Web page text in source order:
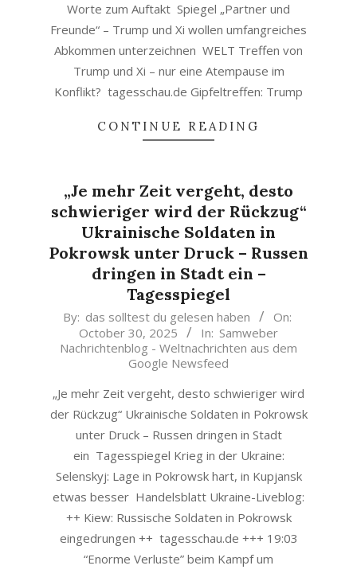
Worte zum Auftakt Spiegel „Partner und
Freunde“ – Trump und Xi wollen umfangreiches
Abkommen unterzeichnen WELT Treffen von
Trump und Xi – nur eine Atempause im
Konflikt? tagesschau.de Gipfeltreffen: Trump
CONTINUE READING
„Je mehr Zeit vergeht, desto
schwieriger wird der Rückzug“
Ukrainische Soldaten in
Pokrowsk unter Druck – Russen
dringen in Stadt ein –
Tagesspiegel
2025-
30
By: das solltest du gelesen haben
On:
October 30, 2025
In: Samweber
Nachrichtenblog - Weltnachrichten aus dem
Google Newsfeed
„Je mehr Zeit vergeht, desto schwieriger wird
der Rückzug“ Ukrainische Soldaten in Pokrowsk
unter Druck – Russen dringen in Stadt
ein Tagesspiegel Krieg in der Ukraine:
Selenskyj: Lage in Pokrowsk hart, in Kupjansk
etwas besser Handelsblatt Ukraine-Liveblog:
++ Kiew: Russische Soldaten in Pokrowsk
eingedrungen ++ tagesschau.de +++ 19:03
“Enorme Verluste” beim Kampf um